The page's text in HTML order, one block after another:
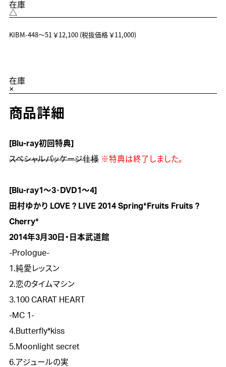
在庫
△
KIBM-448～51￥12,100(税抜価格 ￥11,000)
在庫
×
商品詳細
[Blu-ray初回特典]
スペシャルパッケージ仕様 ※特典は終了しました。
[Blu-ray1～3･DVD1～4]
田村ゆかり LOVE ? LIVE 2014 Spring*Fruits Fruits ?
Cherry*
2014年3月30日・日本武道館
-Prologue-
1.純愛レッスン
2.恋のタイムマシン
3.100 CARAT HEART
-MC 1-
4.Butterfly*kiss
5.Moonlight secret
6.アジュールの実